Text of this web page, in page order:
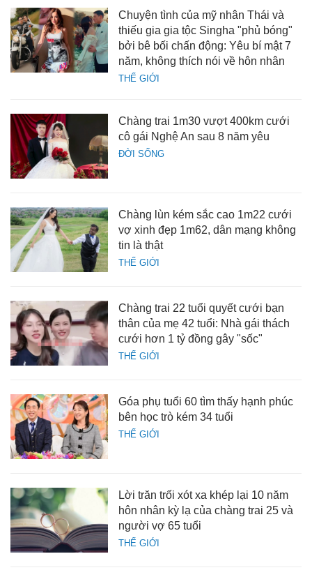
THẾ GIỚI
Chuyện tình của mỹ nhân Thái và
thiếu gia gia tộc Singha "phủ bóng"
bởi bê bối chấn động: Yêu bí mật 7
năm, không thích nói về hôn nhân
ĐỜI SỐNG
Chàng trai 1m30 vượt 400km cưới
cô gái Nghệ An sau 8 năm yêu
THẾ GIỚI
Chàng lùn kém sắc cao 1m22 cưới
vợ xinh đẹp 1m62, dân mạng không
tin là thật
THẾ GIỚI
Chàng trai 22 tuổi quyết cưới bạn
thân của mẹ 42 tuổi: Nhà gái thách
cưới hơn 1 tỷ đồng gây "sốc"
THẾ GIỚI
Góa phụ tuổi 60 tìm thấy hạnh phúc
bên học trò kém 34 tuổi
THẾ GIỚI
Lời trăn trối xót xa khép lại 10 năm
hôn nhân kỳ lạ của chàng trai 25 và
người vợ 65 tuổi